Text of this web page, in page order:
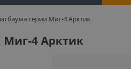
серии Миг-4 Арктик
Миг-4 Арктик